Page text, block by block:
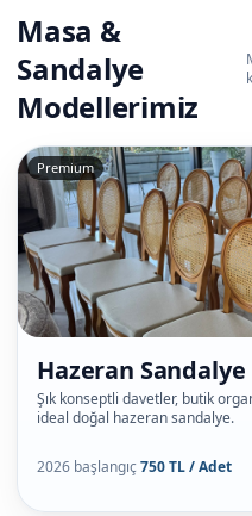
Masa &
Sandalye
Modellerimiz
Premium
Hazeran Sandalye
Şık konseptli davetler, butik
ideal doğal hazeran sandalye.
2026 başlangıç750 TL / Adet